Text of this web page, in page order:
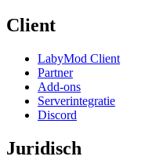
Client
LabyMod Client
Partner
Add-ons
Serverintegratie
Discord
Juridisch